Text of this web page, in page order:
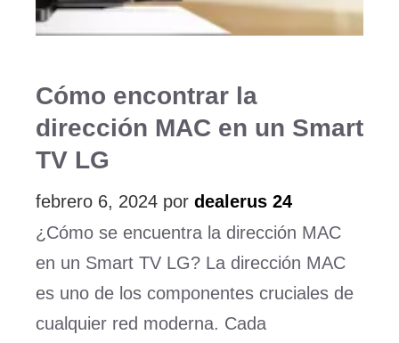
Cómo encontrar la
dirección MAC en un Smart
TV LG
febrero 6, 2024 por dealerus 24
¿Cómo se encuentra la dirección MAC
en un Smart TV LG? La dirección MAC
es uno de los componentes cruciales de
cualquier red moderna. Cada